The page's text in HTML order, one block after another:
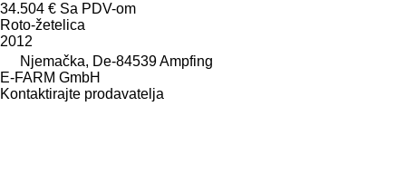
34.504 € Sa PDV-om
Roto-žetelica
2012
Njemačka, De-84539 Ampfing
E-FARM GmbH
Kontaktirajte prodavatelja